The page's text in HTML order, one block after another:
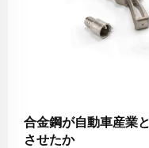
合金鋼が自動車産業
させたか